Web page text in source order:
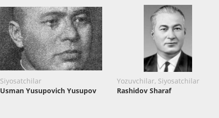
Siyosatchilar
Usman Yusupovich Yusupov
Yozuvchilar, Siyosatchilar
Rashidov Sharaf